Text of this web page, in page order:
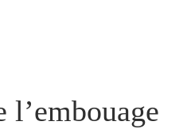
l’embouage